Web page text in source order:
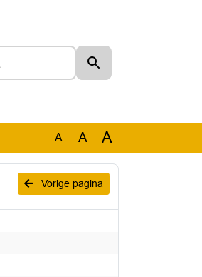
A A A
Vorige pagina